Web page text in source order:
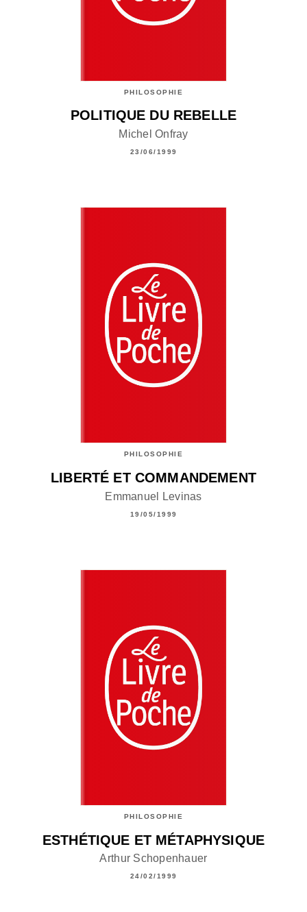
PHILOSOPHIE
POLITIQUE DU REBELLE
Michel Onfray
23/06/1999
PHILOSOPHIE
LIBERTÉ ET COMMANDEMENT
Emmanuel Levinas
19/05/1999
PHILOSOPHIE
ESTHÉTIQUE ET MÉTAPHYSIQUE
Arthur Schopenhauer
24/02/1999